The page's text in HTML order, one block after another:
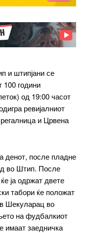
и штипјани се
100 години
од 19:00 часот
ревијалниот
и Црвена
денот, после пладне
во Штип. После
ја одржат двете
табори ќе положат
Шекуларац во
на фудбалкиот
имаат заедничка